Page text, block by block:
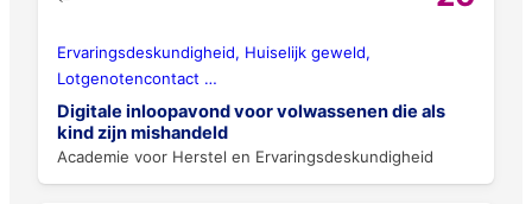
Ervaringsdeskundigheid, Huiselijk geweld,
Lotgenotencontact …
Digitale inloopavond voor volwassenen die als
kind zijn mishandeld
Academie voor Herstel en Ervaringsdeskundigheid